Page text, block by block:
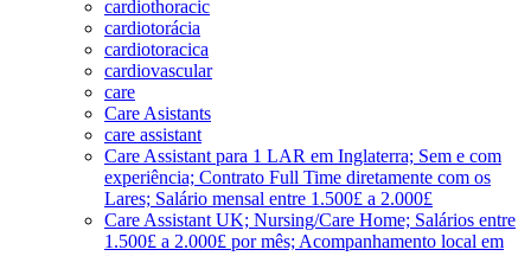
cardiothoracic
cardiotorácia
cardiotoracica
cardiovascular
care
Care Asistants
care assistant
Care Assistant para 1 LAR em Inglaterra; Sem e com
experiência; Contrato Full Time diretamente com os
Lares; Salário mensal entre 1.500£ a 2.000£
Care Assistant UK; Nursing/Care Home; Salários entre
1.500£ a 2.000£ por mês; Acompanhamento local em